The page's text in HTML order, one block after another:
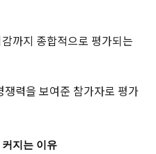
까지 종합적으로 평가되는
력을 보여준 참가자로 평가
지는 이유